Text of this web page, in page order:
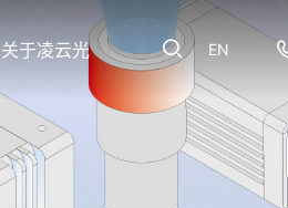
EN
关于凌云光